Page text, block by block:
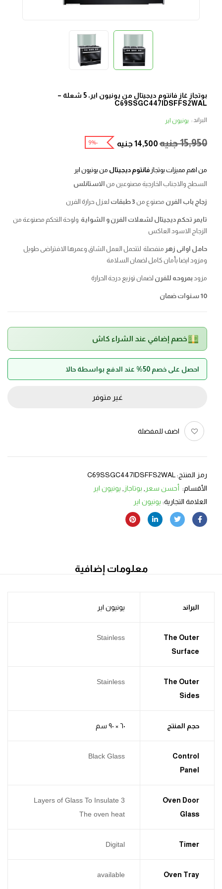
بوتجاز غاز فانتوم ديجيتال من يونيون اير، 5 شعلة –
C69SSGC447IDSFFS2WAL
البراند : يونيون اير
15,950جنيه 14,500 جنيه -9%
من اهم مميزات بوتجاز فانتوم ديجيتال من يونيون اير
السطح والاجناب الخارجية مصنوعين من الاستانلس
زجاج باب الفرن مصنوع من لعزل حرارة الفرن
تايمر تحكم ديجيتال لشعلات الفرن و الشواية ولوحة التحكم مصنوعة من
الزجاج الاسود العاكس
حامل اوانى زهر منفصلة لتتحمل العمل الشاق وعمرها الافتراضى طويل
ومزود ايضا بأمان كامل لضمان السلامة
مزود بمروحه للفرن لضمان توزيع درجة الحرارة
10 سنوات ضمان
خصم إضافي عند الشراء كاش
احصل على خصم 50% عند الدفع بواسطة حالا
غير متوفر
اضف للمفضلة
رمز المنتج: C69SSGC447IDSFFS2WAL
الأقسام: أحسن سعر بوتاجاز
يونيون اير
العلامة التجارية: يونيون اير
معلومات إضافية
البراند يونيون اير
The Outer
Surface
Stainless
The Outer
Sides
Stainless
حجم المنتج ٦٠ × ٩٠ سم
Control
Panel
Black Glass
Oven Door
Glass
3 Layers of Glass To Insulate
The oven heat
Timer
Digital
Oven Tray
available